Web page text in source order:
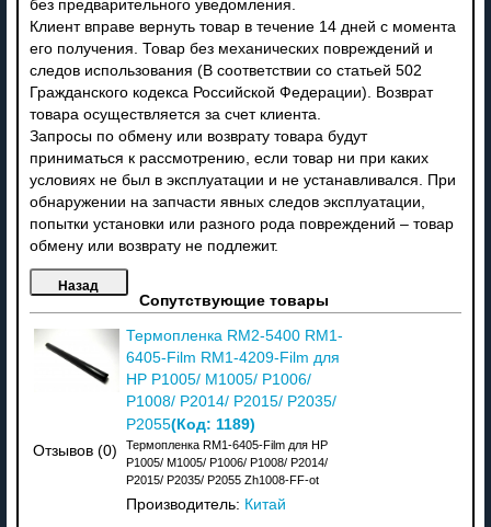
без предварительного уведомления.
Клиент вправе вернуть товар в течение 14 дней с момента
его получения. Товар без механических повреждений и
следов использования (В соответствии со статьей 502
Гражданского кодекса Российской Федерации). Возврат
товара осуществляется за счет клиента.
Запросы по обмену или возврату товара будут
приниматься к рассмотрению, если товар ни при каких
условиях не был в эксплуатации и не устанавливался. При
обнаружении на запчасти явных следов эксплуатации,
попытки установки или разного рода повреждений – товар
обмену или возврату не подлежит.
Сопутствующие товары
Отзывов (0)
Термопленка RM2-5400 RM1-
6405-Film RM1-4209-Film для
HP P1005/ M1005/ P1006/
P1008/ P2014/ P2015/ P2035/
P2055(Код: 1189)
Термопленка RM1-6405-Film для HP
P1005/ M1005/ P1006/ P1008/ P2014/
P2015/ P2035/ P2055 Zh1008-FF-ot
Производитель: Китай